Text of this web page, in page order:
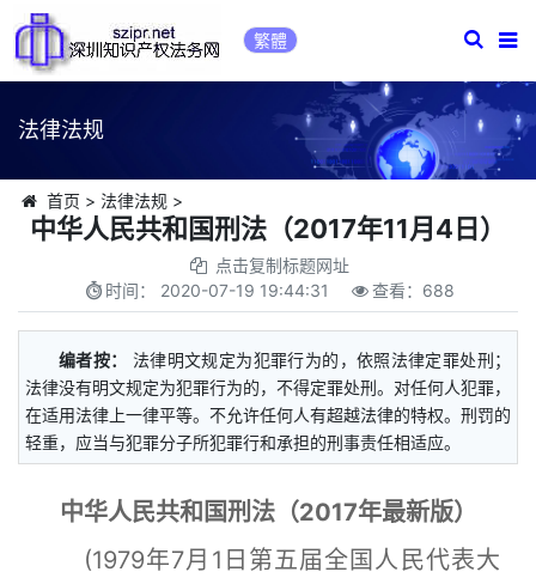
繁體
法律法规
首页 > 法律法规 >
中华人民共和国刑法（2017年11月4日）
点击复制标题网址
时间： 2020-07-19 19:44:31 查看： 688
编者按：
法律明文规定为犯罪行为的，依照法律定罪处刑；
法律没有明文规定为犯罪行为的，不得定罪处刑。对任何人犯罪，
在适用法律上一律平等。不允许任何人有超越法律的特权。刑罚的
轻重，应当与犯罪分子所犯罪行和承担的刑事责任相适应。
中华人民共和国刑法（2017年最新版）
(1979年7月1日第五届全国人民代表大